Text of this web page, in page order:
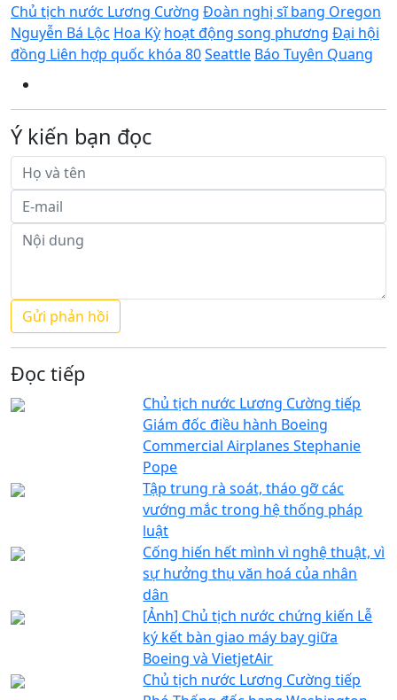
Chủ tịch nước Lương Cường Đoàn nghị sĩ bang Oregon
Nguyễn Bá Lộc Hoa Kỳ hoạt động song phương Đại hội
đồng Liên hợp quốc khóa 80Seattle Báo Tuyên Quang
Ý kiến bạn đọc
Đọc tiếp
Chủ tịch nước Lương Cường tiếp
Giám đốc điều hành Boeing
Commercial Airplanes Stephanie
Pope
Tập trung rà soát, tháo gỡ các
vướng mắc trong hệ thống pháp
luật
Cống hiến hết mình vì nghệ thuật, vì
sự hưởng thụ văn hoá của nhân
dân
[Ảnh] Chủ tịch nước chứng kiến Lễ
ký kết bàn giao máy bay giữa
Boeing và VietjetAir
Chủ tịch nước Lương Cường tiếp